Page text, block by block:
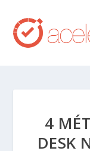
4
DESK